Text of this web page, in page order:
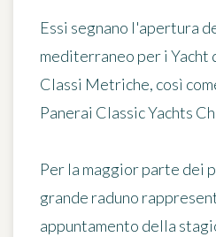
Essi segnano l'apertura
mediterraneo per i Yacht
Classi Metriche, così
Panerai Classic Yachts
Per la maggior parte dei
grande raduno
appuntamento della